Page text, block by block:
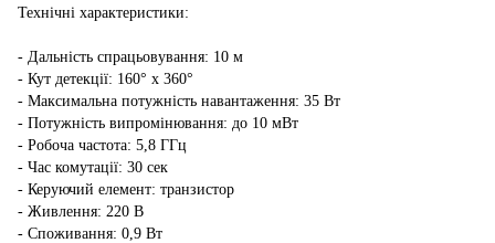
Технічні характеристики:
- Дальність спрацьовування: 10 м
- Кут детекції: 160° х 360°
- Максимальна потужність навантаження: 35 Вт
- Потужність випромінювання: до 10 мВт
- Робоча частота: 5,8 ГГц
- Час комутації: 30 сек
- Керуючий елемент: транзистор
- Живлення: 220 В
- Споживання: 0,9 Вт